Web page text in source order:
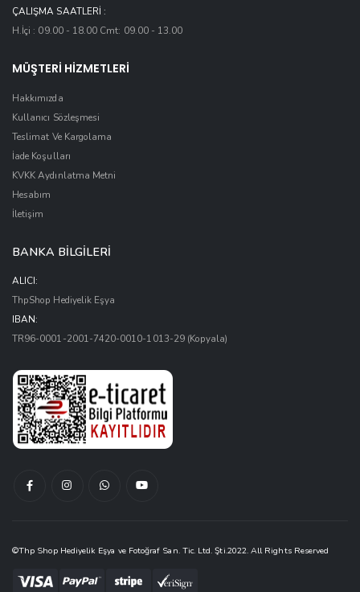
ÇALIŞMA SAATLERI :
H.İçi : 09.00 - 18.00 Cmt: 09.00 - 13.00
MÜŞTERİ HİZMETLERİ
Hakkımızda
Kullanıcı Sözleşmesi
Teslimat Ve Kargolama
İade Koşulları
KVKK Aydınlatma Metni
Hesabım
İletişim
BANKA BİLGİLERİ
ALICI:
ThpShop Hediyelik Eşya
IBAN:
TR96-0001-2001-7420-0010-1013-29(Kopyala)
©Thp Shop Hediyelik Eşya ve Fotoğraf San. Tic. Ltd. Şti.2022. All Rights Reserved